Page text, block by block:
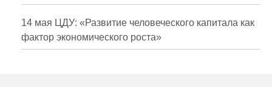
Проблемы прогнозирования
О журнале
14 мая ЦДУ: «Развитие человеческого капитала как
фактор экономического роста»